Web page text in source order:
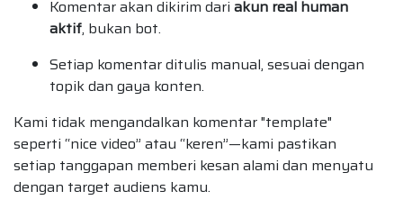
Komentar akan dikirim dari akun real human
aktif, bukan bot.
Setiap komentar ditulis manual, sesuai dengan
topik dan gaya konten.
Kami tidak mengandalkan komentar "template"
seperti “nice video” atau “keren”—kami pastikan
setiap tanggapan memberi kesan alami dan menyatu
dengan target audiens kamu.